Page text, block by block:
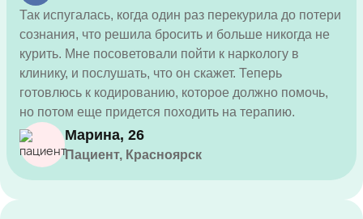
Так испугалась, когда один раз перекурила до потери
сознания, что решила бросить и больше никогда не
курить. Мне посоветовали пойти к наркологу в
клинику, и послушать, что он скажет. Теперь
готовлюсь к кодированию, которое должно помочь,
но потом еще придется походить на терапию.
Марина, 26
Пациент, Красноярск